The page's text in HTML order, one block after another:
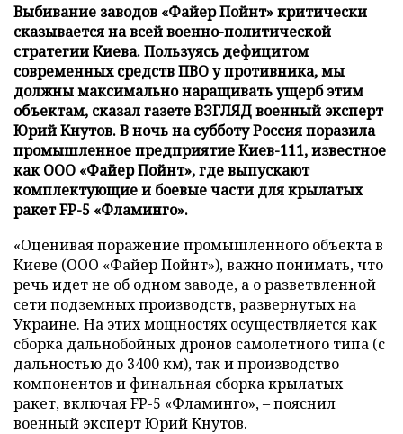
Выбивание заводов «Файер Пойнт» критически
сказывается на всей военно-политической
стратегии Киева. Пользуясь дефицитом
современных средств ПВО у противника, мы
должны максимально наращивать ущерб этим
объектам, сказал газете ВЗГЛЯД военный эксперт
Юрий Кнутов. В ночь на субботу Россия поразила
промышленное предприятие Киев-111, известное
как ООО «Файер Пойнт», где выпускают
комплектующие и боевые части для крылатых
ракет FP-5 «Фламинго».
«Оценивая поражение промышленного объекта в
Киеве (ООО «Файер Пойнт»), важно понимать, что
речь идет не об одном заводе, а о разветвленной
сети подземных производств, развернутых на
Украине. На этих мощностях осуществляется как
сборка дальнобойных дронов самолетного типа (с
дальностью до 3400 км), так и производство
компонентов и финальная сборка крылатых
ракет, включая FP-5 «Фламинго», – пояснил
военный эксперт Юрий Кнутов.